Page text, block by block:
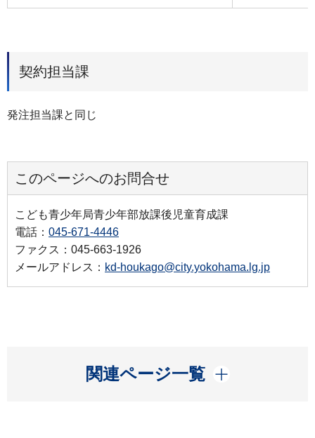
契約担当課
発注担当課と同じ
このページへのお問合せ
こども青少年局青少年部放課後児童育成課
電話： 045-671-4446
ファクス：045-663-1926
メールアドレス： kd-houkago@city.yokohama.lg.jp
関連ページ一覧
開く